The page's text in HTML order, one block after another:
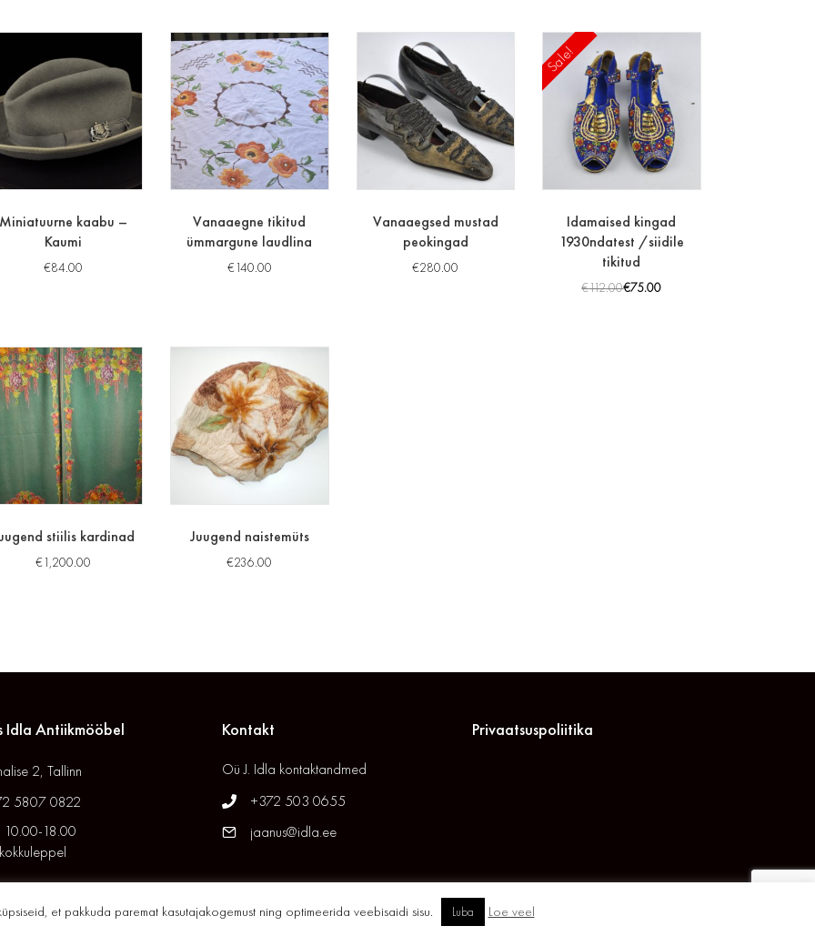
Miniatuurne kaabu –
Kaumi
€84.00
Vanaaegne tikitud
ümmargune laudlina
€140.00
Vanaaegsed mustad
peokingad
€280.00
Sale!
Idamaised kingad
1930ndatest /siidile
tikitud
€112.00€75.00
stiilis kardinad
€1,200.00
Juugend naistemüts
€236.00
Idla Antiikmööbel
2, Tallinn
5807 0822
10.00-18.00
Kontakt
Oü J. Idla kontaktandmed
+372 503 0655
jaanus@idla.ee
Privaatsuspoliitika
© 2026 Idla Antiik. All Rights Reserved. // Site byXYSUM
et pakkuda paremat kasutajakogemust ning optimeerida veebisaidi sisu. Luba Loe veel